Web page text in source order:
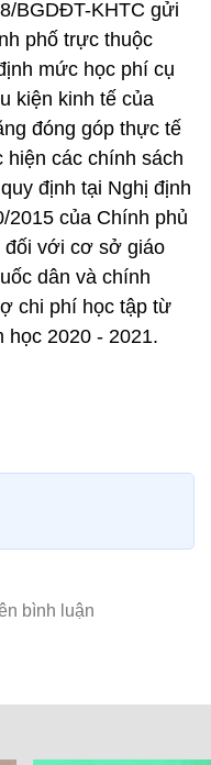
BGDĐT-KHTC gửi
phố trực thuộc
mức học phí cụ
kiện kinh tế của
đóng góp thực tế
các chính sách
định tại Nghị định
2015 của Chính phủ
đối với cơ sở giáo
dân và chính
chi phí học tập từ
học 2020 - 2021.